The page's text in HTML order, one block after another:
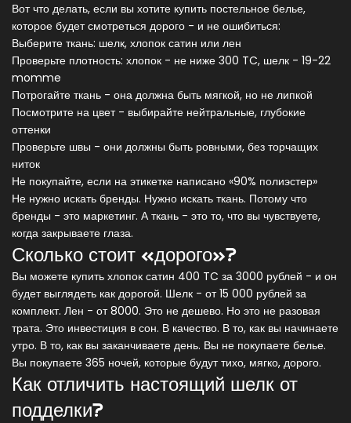
Вот что делать, если вы хотите купить постельное белье,
которое будет смотреться дорого - и не ошибиться:
Выберите ткань: шелк, хлопок сатин или лен
Проверьте плотность: хлопок - не ниже 300 TC, шелк - 19-22
momme
Потрогайте ткань - она должна быть мягкой, но не липкой
Посмотрите на цвет - выбирайте нейтральные, глубокие
оттенки
Проверьте швы - они должны быть ровными, без торчащих
ниток
Не покупайте, если на этикетке написано «90% полиэстер»
Не нужно искать бренды. Нужно искать ткань. Потому что
бренды - это маркетинг. А ткань - это то, что вы чувствуете,
когда закрываете глаза.
Сколько стоит «дорого»?
Вы можете купить хлопок сатин 400 TC за 3000 рублей - и он
будет выглядеть как дорогой. Шелк - от 15 000 рублей за
комплект. Лен - от 8000. Это не дешево. Но это не разовая
трата. Это инвестиция в сон. В качество. В то, как вы начинаете
утро. В то, как вы заканчиваете день. Вы не покупаете белье.
Вы покупаете 365 ночей, которые будут тихо, мягко, дорого.
Как отличить настоящий шелк от
подделки?